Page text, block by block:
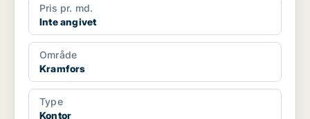
Pris pr. md.
Inte angivet
Område
Kramfors
Type
Kontor